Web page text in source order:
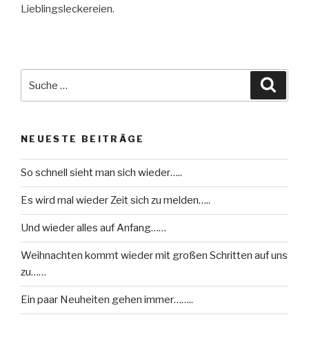
Lieblingsleckereien.
nach:
NEUESTE BEITRÄGE
So schnell sieht man sich wieder…..
Es wird mal wieder Zeit sich zu melden…..
Und wieder alles auf Anfang……
Weihnachten kommt wieder mit großen Schritten auf uns
zu……
Ein paar Neuheiten gehen immer……..